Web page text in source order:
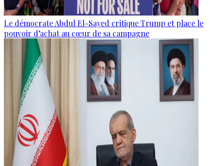
Le démocrate Abdul El-Sayed critique Trump et place le
pouvoir d’achat au cœur de sa campagne